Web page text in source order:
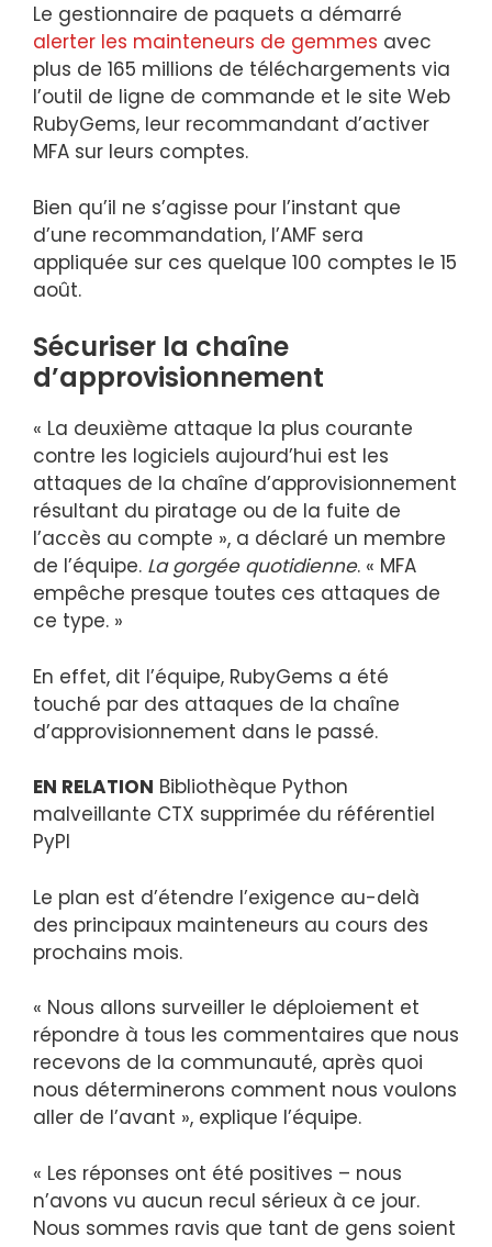
Le gestionnaire de paquets a démarré
alerter les mainteneurs de gemmes avec
plus de 165 millions de téléchargements via
l’outil de ligne de commande et le site Web
RubyGems, leur recommandant d’activer
MFA sur leurs comptes.
Bien qu’il ne s’agisse pour l’instant que
d’une recommandation, l’AMF sera
appliquée sur ces quelque 100 comptes le 15
août.
Sécuriser la chaîne
d’approvisionnement
« La deuxième attaque la plus courante
contre les logiciels aujourd’hui est les
attaques de la chaîne d’approvisionnement
résultant du piratage ou de la fuite de
l’accès au compte », a déclaré un membre
de l’équipe. La gorgée quotidienne. « MFA
empêche presque toutes ces attaques de
ce type. »
En effet, dit l’équipe, RubyGems a été
touché par des attaques de la chaîne
d’approvisionnement dans le passé.
EN RELATION Bibliothèque Python
malveillante CTX supprimée du référentiel
PyPI
Le plan est d’étendre l’exigence au-delà
des principaux mainteneurs au cours des
prochains mois.
« Nous allons surveiller le déploiement et
répondre à tous les commentaires que nous
recevons de la communauté, après quoi
nous déterminerons comment nous voulons
aller de l’avant », explique l’équipe.
« Les réponses ont été positives – nous
n’avons vu aucun recul sérieux à ce jour.
Nous sommes ravis que tant de gens soient